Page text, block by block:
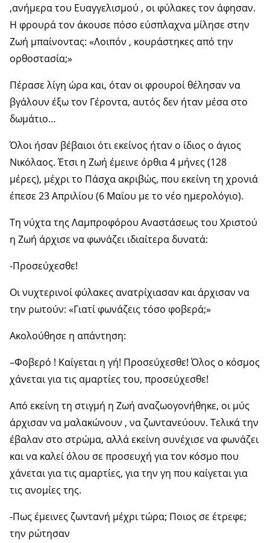
,ανήμερα του Ευαγγελισμού , οι φύλακες τον άφησαν.
Η φρουρά τον άκουσε πόσο εύσπλαχνα μίλησε στην
Ζωή μπαίνοντας: «Λοιπόν , κουράστηκες από την
ορθοστασία;»
Πέρασε λίγη ώρα και, όταν οι φρουροί θέλησαν να
βγάλουν έξω τον Γέροντα, αυτός δεν ήταν μέσα στο
δωμάτιο…
Όλοι ήσαν βέβαιοι ότι εκείνος ήταν ο ίδιος ο άγιος
Νικόλαος. Έτσι η Ζωή έμεινε όρθια 4 μήνες (128
μέρες), μέχρι το Πάσχα ακριβώς, που εκείνη τη χρονιά
έπεσε 23 Απριλίου (6 Μαΐου με το νέο ημερολόγιο).
Τη νύχτα της Λαμπροφόρου Αναστάσεως του Χριστού
η Ζωή άρχισε να φωνάζει ιδιαίτερα δυνατά:
-Προσεύχεσθε!
Οι νυχτερινοί φύλακες ανατρίχιασαν και άρχισαν να
την ρωτούν: «Γιατί φωνάζεις τόσο φοβερά;»
Ακολούθησε η απάντηση:
–Φοβερό ! Καίγεται η γή! Προσεύχεσθε! Όλος ο κόσμος
χάνεται για τις αμαρτίες του, προσεύχεσθε!
Από εκείνη τη στιγμή η Ζωή αναζωογονήθηκε, οι μύς
άρχισαν να μαλακώνουν , να ζωντανεύουν. Τελικά την
έβαλαν στο στρώμα, αλλά εκείνη συνέχισε να φωνάζει
και να καλεί όλου σε προσευχή για τον κόσμο που
χάνεται για τις αμαρτίες, για την γη που καίγεται για
τις ανομίες της.
-Πως έμεινες ζωντανή μέχρι τώρα; Ποιος σε έτρεφε;
την ρώτησαν